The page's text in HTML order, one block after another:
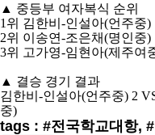
▲ 중등부 여자복식 순위
1 위 김한비 -인설아(언주중)
2위 이송연-조은채(명인중)
3위 고가영-임현아(제주여
▲ 결승 경기 결과
김한비 -인설아(언주중) 2
중)
tags : #전국학교대항, #